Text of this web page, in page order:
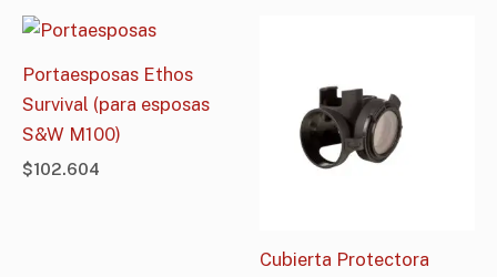
Portaesposas Ethos
Survival (para esposas
S&W M100)
$102.604
Cubierta Protectora